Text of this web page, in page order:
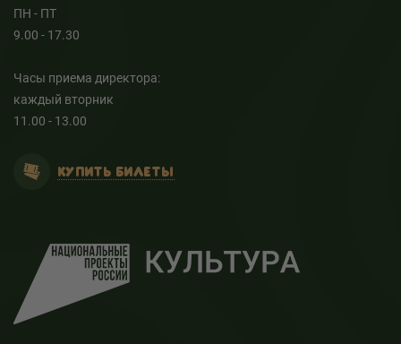
ПН - ПТ
9.00 - 17.30
Часы приема директора:
каждый вторник
11.00 - 13.00
КУПИТЬ БИЛЕТЫ